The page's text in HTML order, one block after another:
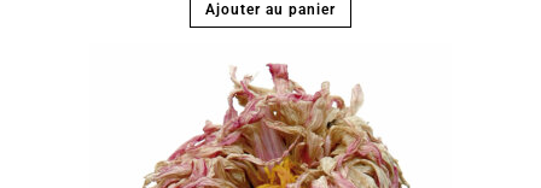
Ajouter au panier